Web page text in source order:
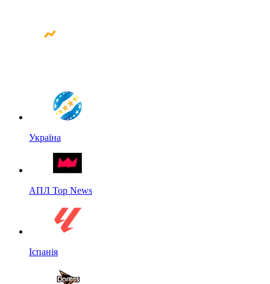
Україна
АПЛ Top News
Іспанія